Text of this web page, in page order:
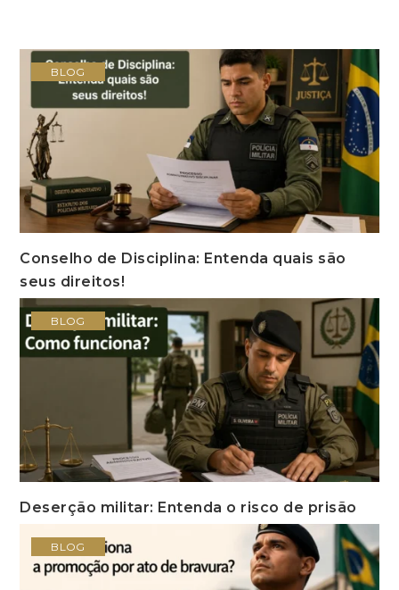
BLOG
Conselho de Disciplina: Entenda quais são
seus direitos!
BLOG
Deserção militar: Entenda o risco de prisão
BLOG